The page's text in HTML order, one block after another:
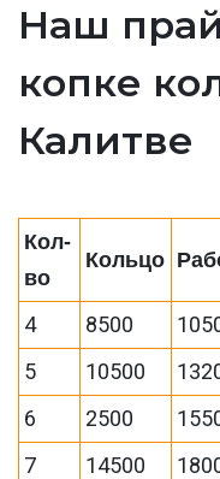
Наш
копке
Калитве
Кол-
во
Кольцо
4 8500
5
10500
6
2500
7
14500